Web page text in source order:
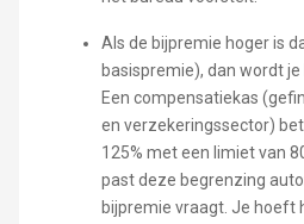
Als de bijpremie hoger is
basispremie), dan wordt
Een compensatiekas
en verzekeringssector)
125% met een limiet van
past deze begrenzing
bijpremie vraagt. Je hoeft